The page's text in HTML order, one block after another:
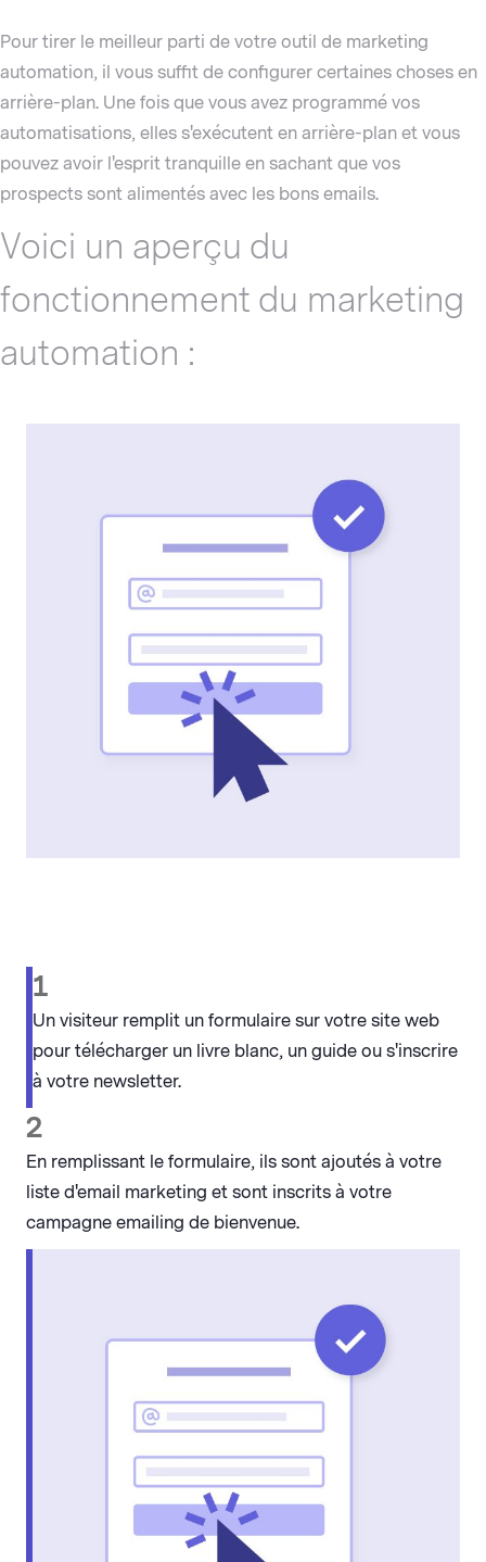
Pour tirer le meilleur parti de votre outil de marketing
automation, il vous suffit de configurer certaines choses en
arrière-plan. Une fois que vous avez programmé vos
automatisations, elles s'exécutent en arrière-plan et vous
pouvez avoir l'esprit tranquille en sachant que vos
prospects sont alimentés avec les bons emails.
Voici un aperçu du
fonctionnement du marketing
automation :
1
Un visiteur remplit un formulaire sur votre site web
pour télécharger un livre blanc, un guide ou s'inscrire
à votre newsletter.
2
En remplissant le formulaire, ils sont ajoutés à votre
liste d'email marketing et sont inscrits à votre
campagne emailing de bienvenue.